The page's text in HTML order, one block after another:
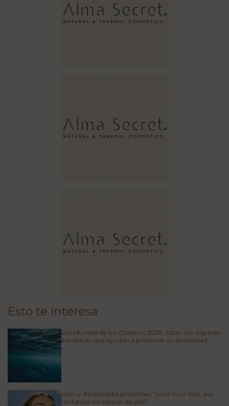
Esto te interesa
Día Mundial de los Océanos 2026. Estas son algunas
iniciativas que ayudan a preservar su diversidad
Isdin y Atresmedia presentan “Love Your Skin, por
un futuro sin cáncer de piel”